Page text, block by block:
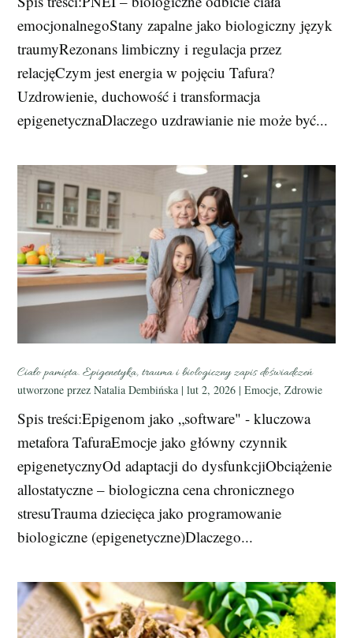
emocjonalnegoStany zapalne jako biologiczny język
traumyRezonans limbiczny i regulacja przez
relacjęCzym jest energia w pojęciu Tafura?
Uzdrowienie, duchowość i transformacja
epigenetycznaDlaczego uzdrawianie nie może być...
Ciało pamięta. Epigenetyka, trauma i biologiczny zapis doświadczeń
utworzone przezNatalia Dembińska |lut 2, 2026 |Emocje,Zdrowie
Spis treści:Epigenom jako „software" - kluczowa
metafora TafuraEmocje jako główny czynnik
epigenetycznyOd adaptacji do dysfunkcjiObciążenie
allostatyczne – biologiczna cena chronicznego
stresuTrauma dziecięca jako programowanie
biologiczne (epigenetyczne)Dlaczego...